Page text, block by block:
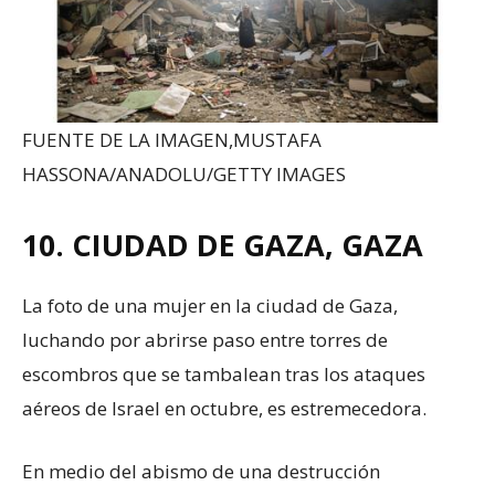
FUENTE DE LA IMAGEN,MUSTAFA
HASSONA/ANADOLU/GETTY IMAGES
10. CIUDAD DE GAZA, GAZA
La foto de una mujer en la ciudad de Gaza,
luchando por abrirse paso entre torres de
escombros que se tambalean tras los ataques
aéreos de Israel en octubre, es estremecedora.
En medio del abismo de una destrucción